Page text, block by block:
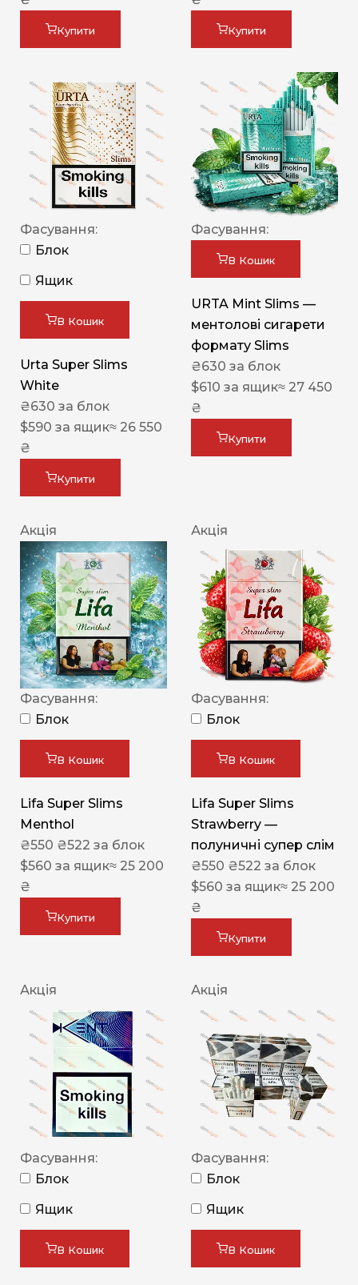
Купити Купити
Фасування:
Блок
Ящик
В Кошик
Urta Super Slims
White
₴630 за блок
$590 за ящик≈ 26 550
₴
Купити
Фасування:
В Кошик
URTA Mint Slims —
ментолові сигарети
формату Slims
₴630 за блок
$610 за ящик≈ 27 450
₴
Купити
Акція
Фасування:
Блок
В Кошик
Lifa Super Slims
Menthol
₴550 ₴522 за блок
$560 за ящик≈ 25 200
₴
Купити
Акція
Фасування:
Блок
В Кошик
Lifa Super Slims
Strawberry —
полуничні супер слім
₴550 ₴522 за блок
$560 за ящик≈ 25 200
₴
Купити
Акція
Фасування:
Блок
Ящик
В Кошик
Акція
Фасування:
Блок
Ящик
В Кошик